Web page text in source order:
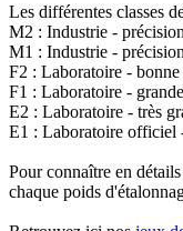
Les différentes classes
M2 : Industrie -
M1 : Industrie -
F2 : Laboratoire - bonne
F1 : Laboratoire -
E2 : Laboratoire - très
E1 : Laboratoire officiel
Pour connaître en
chaque poids